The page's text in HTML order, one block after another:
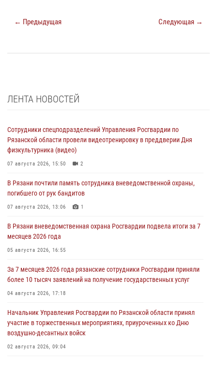
← Предыдущая Следующая →
ЛЕНТА НОВОСТЕЙ
Сотрудники спецподразделений Управления Росгвардии по
Рязанской области провели видеотренировку в преддверии Дня
физкультурника (видео)
07 августа 2026, 15:50 2
В Рязани почтили память сотрудника вневедомственной охраны,
погибшего от рук бандитов
07 августа 2026, 13:06 1
В Рязани вневедомственная охрана Росгвардии подвела итоги за 7
месяцев 2026 года
05 августа 2026, 16:55
За 7 месяцев 2026 года рязанские сотрудники Росгвардии приняли
более 10 тысяч заявлений на получение государственных услуг
04 августа 2026, 17:18
Начальник Управления Росгвардии по Рязанской области принял
участие в торжественных мероприятиях, приуроченных ко Дню
воздушно-десантных войск
02 августа 2026, 09:04